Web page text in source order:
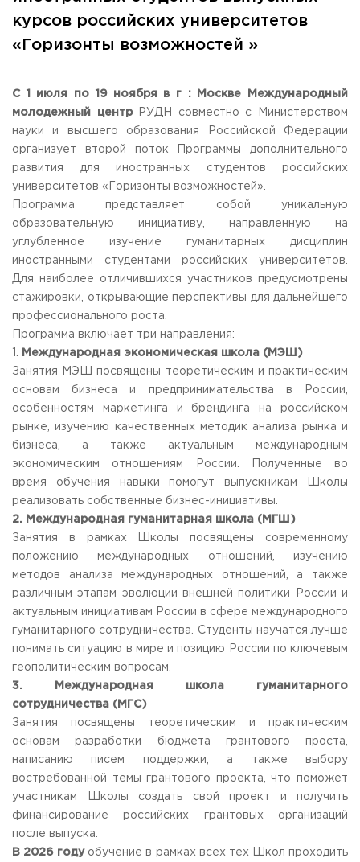
Общежитие / Кампус РГУТИС
Работа с лицами с ОВЗ и инвалидами
Контакты
Научная деятельность
Дополнительное образование
Федеральный ресурсный центр
системе ВО
Федеральное учебно-методическое объединение в
системе СПО
Профком
Конкурс ППС
Сведения об образовательной
141221, Московская обл.,
Городской округ
Пушкинский,
пгт. Черкизово,
ул. Главная, 99
ТЕЛЕФОНЫ
+7 (495) 940 83 00
E-MAIL
info@rguts.ru
obrashenia@rguts.ru
priem@rguts.ru - Приемная комиссия
ГРАФИК И РЕЖИМ РАБОТЫ
пн-чт: с 09:00 до 18:00;
пт: с 09:00 до 16:45;
сб-вс: выходной
Приемная комиссия
пн-пт: с 10:00 до 17:00;
сб: с 10:00 до 15:30;
курсов российских университетов
«Горизонты возможностей »
С 1 июля по 19 ноября в г : Москве Международный
молодежный центрРУДН совместно с Министерством
науки и высшего образования Российской Федерации
организует второй поток Программы дополнительного
развития для иностранных студентов российских
университетов «Горизонты возможностей».
Программа представляет собой уникальную
образовательную инициативу, направленную на
углубленное изучение гуманитарных дисциплин
иностранными студентами российских университетов.
Для наиболее отличившихся участников предусмотрены
стажировки, открывающие перспективы для дальнейшего
профессионального роста.
Программа включает три направления:
Международная экономическая школа (МЭШ)
Занятия МЭШ посвящены теоретическим и практическим
основам бизнеса и предпринимательства в России,
особенностям маркетинга и брендинга на российском
рынке, изучению качественных методик анализа рынка и
бизнеса, а также актуальным международным
экономическим отношениям России. Полученные во
время обучения навыки помогут выпускникам Школы
реализовать собственные бизнес-инициативы.
2. Международная гуманитарная школа (МГШ)
Занятия в рамках Школы посвящены современному
положению международных отношений, изучению
методов анализа международных отношений, а также
различным этапам эволюции внешней политики России и
актуальным инициативам России в сфере международного
гуманитарного сотрудничества. Студенты научатся лучше
понимать ситуацию в мире и позицию России по ключевым
геополитическим вопросам.
3. Международная школа гуманитарного
сотрудничества (МГС)
Занятия посвящены теоретическим и практическим
основам разработки бюджета грантового проста,
написанию писем поддержки, а также выбору
востребованной темы грантового проекта, что поможет
участникам Школы создать свой проект и получить
финансирование российских грантовых организаций
после выпуска.
В 2026 годуобучение в рамках всех тех Школ проходить